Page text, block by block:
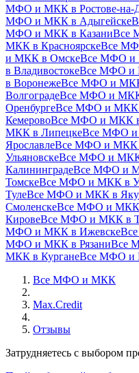
МФО и МКК в Ростове-на-
МФО и МКК в Адыгейске
МФО и МКК в КазаниВсе
МКК в КрасноярскеВсе
и МКК в ОмскеВсе МФО и
в ВладивостокеВсе МФО и
в ВоронежеВсе МФО и МКК
ВолгоградеВсе МФО и МКК
ОренбургеВсе МФО и МКК
КемеровоВсе МФО и МКК в
МКК в ЛипецкеВсе МФО и
ЯрославлеВсе МФО и МКК
УльяновскеВсе МФО и МКК
КалининградеВсе МФО и
ТомскеВсе МФО и МКК в
ТулеВсе МФО и МКК в
СмоленскеВсе МФО и МКК
КировеВсе МФО и МКК в
МФО и МКК в Ижевске
МФО и МКК в РязаниВсе
МКК в КурганеВсе МФО и
Все МФО и МКК
Max.Credit
Отзывы
Затрудняетесь с выбором